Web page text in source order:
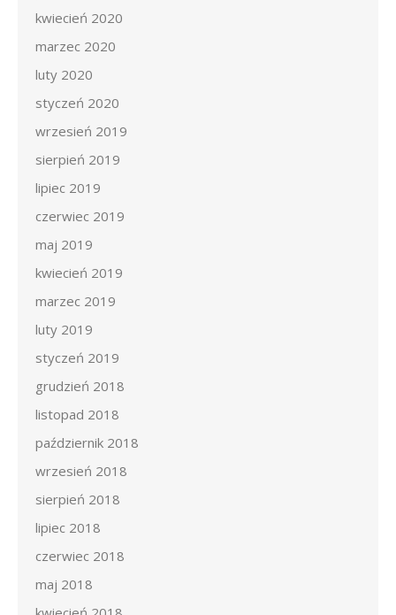
kwiecień 2020
marzec 2020
luty 2020
styczeń 2020
wrzesień 2019
sierpień 2019
lipiec 2019
czerwiec 2019
maj 2019
kwiecień 2019
marzec 2019
luty 2019
styczeń 2019
grudzień 2018
listopad 2018
październik 2018
wrzesień 2018
sierpień 2018
lipiec 2018
czerwiec 2018
maj 2018